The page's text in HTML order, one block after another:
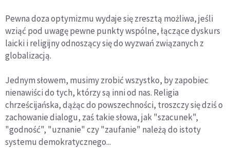
Pewna doza optymizmu wydaje się zresztą możliwa, jeśli
wziąć pod uwagę pewne punkty wspólne, łączące dyskurs
laicki i religijny odnoszący się do wyzwań związanych z
globalizacją.
Jednym słowem, musimy zrobić wszystko, by zapobiec
nienawiści do tych, którzy są inni od nas. Religia
chrześcijańska, dążąc do powszechności, troszczy się dziś o
zachowanie dialogu, zaś takie słowa, jak "szacunek",
"godność", "uznanie" czy "zaufanie" należą do istoty
systemu demokratycznego...